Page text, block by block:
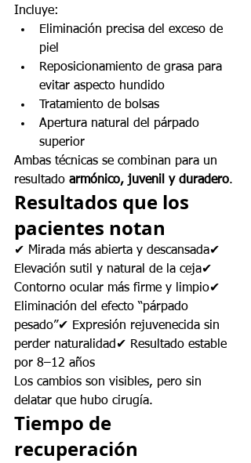
Incluye:
Eliminación precisa del exceso de
piel
Reposicionamiento de grasa para
evitar aspecto hundido
Tratamiento de bolsas
Apertura natural del párpado
superior
Ambas técnicas se combinan para un
resultado armónico, juvenil y duradero.
Resultados que los
pacientes notan
✔ Mirada más abierta y descansada✔
Elevación sutil y natural de la ceja✔
Contorno ocular más firme y limpio✔
Eliminación del efecto “párpado
pesado”✔ Expresión rejuvenecida sin
perder naturalidad✔ Resultado estable
por 8–12 años
Los cambios son visibles, pero sin
delatar que hubo cirugía.
Tiempo de
recuperación